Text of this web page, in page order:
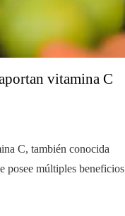
vitamina C
C, también conocida
posee múltiples beneficios